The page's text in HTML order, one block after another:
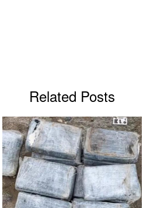
Related Posts